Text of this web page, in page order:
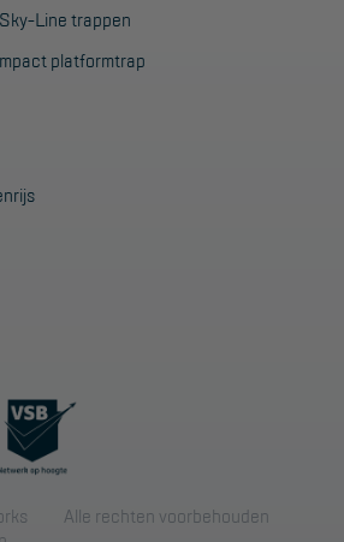
Line trappen
platformtrap
Alle rechten voorbehouden